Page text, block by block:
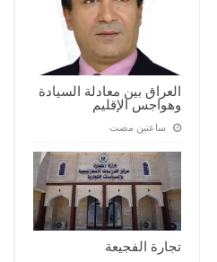
العراق بين معادلة السيادة
وهواجس الإقليم
‏ساعتين مضت
تجارة الفجيعة